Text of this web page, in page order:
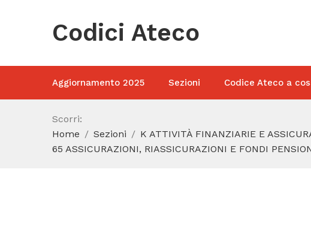
Codici Ateco
Aggiornamento 2025 Sezioni Codice Ateco a
Scorri:
Home
Sezioni
K ATTIVITÀ FINANZIARIE E
65 ASSICURAZIONI, RIASSICURAZIONI E FONDI